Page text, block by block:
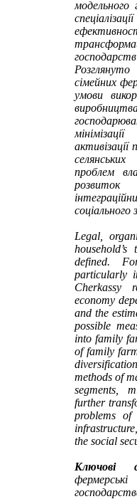
модельного
сімейних
умови
проблем
розвиток
соціального
Legal,
defined.
particularly
Cherkassy
economy
and the
possible
into family
of family
methods of
segments,
further
problems of
the social
Ключові
фермерські